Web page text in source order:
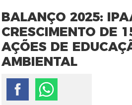
BALANÇO 2025:
CRESCIMENTO DE
AÇÕES DE
AMBIENTAL